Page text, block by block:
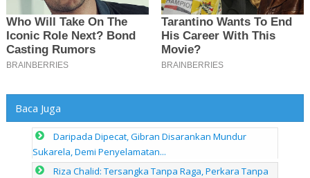
Baca Juga
Daripada Dipecat, Gibran Disarankan Mundur
Sukarela, Demi Penyelamatan...
Riza Chalid: Tersangka Tanpa Raga, Perkara Tanpa